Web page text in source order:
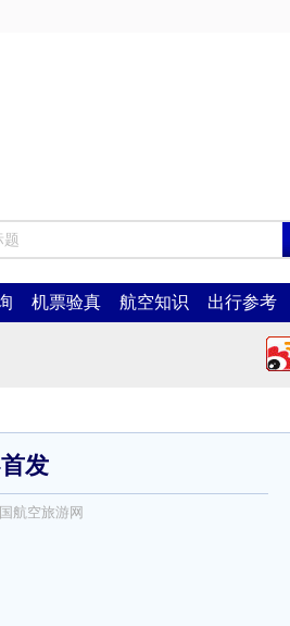
机票验真 航空知识 出行参考
发
航空旅游网